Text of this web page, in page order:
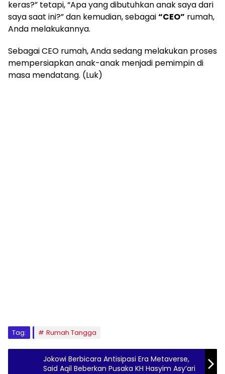
keras?” tetapi, “Apa yang dibutuhkan anak saya dari
saya saat ini?” dan kemudian, sebagai“CEO” rumah,
Anda melakukannya.
Sebagai CEO rumah, Anda sedang melakukan proses
mempersiapkan anak-anak menjadi pemimpin di
masa mendatang. (Luk)
Tag: Rumah Tangga
Jokowi Berbicara Antisipasi Era Metaverse,
Said Aqil Beberkan Pusaka KH Hasyim Asy’ari